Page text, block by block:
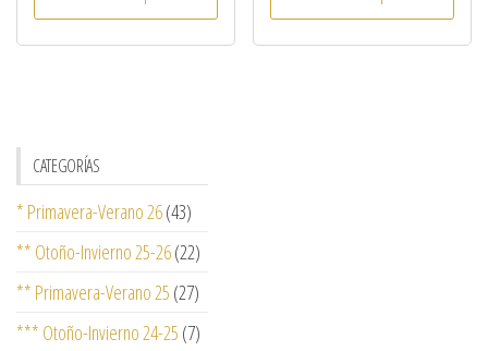
CATEGORÍAS
* Primavera-Verano 26(43)
** Otoño-Invierno 25-26(22)
** Primavera-Verano 25 (27)
*** Otoño-Invierno 24-25 (7)